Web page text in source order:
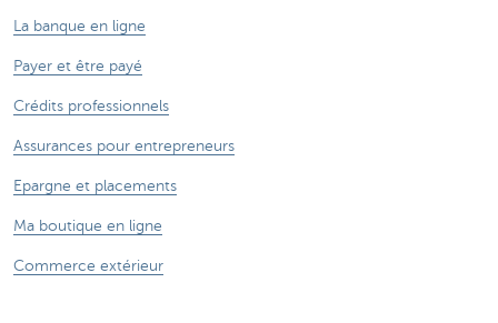
La banque en ligne
Payer et être payé
Crédits professionnels
Assurances pour entrepreneurs
Epargne et placements
Ma boutique en ligne
Commerce extérieur